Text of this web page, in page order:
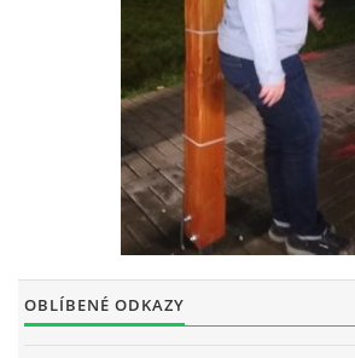
OBLÍBENÉ ODKAZY